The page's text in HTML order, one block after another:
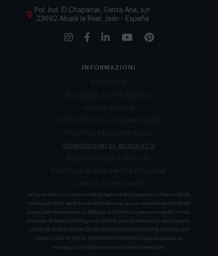
Pol. Ind. El Chaparral, Santa Ana, s/n
23692 Alcalá la Real, Jaén - España
INFORMAZIONI
CONTATTO
RICHIESTA DI PREVENTIVO
AVVISO LEGALE
POLITICA SULLA RISERVATEZZA
POLITICA DEI COOKIE (UE)
CONDIZIONI DI ACQUISTO
POLITICA DELLA QUALITÀ
POLITICA DI ECO-PROGETTAZIONE
CANALE DI RECLAMO
Se ha recibido un incentivo de la Agencia de Innovación y Desarrollo de
Andalucía IDEA, de la Junta de Andalucía, por un importe de 429.393,40
euros, cofinanciado en un 80% por la Unión Europea a través del Fondo
Europeo de Desarrollo Regional, FEDER para la realización del proyecto
LÍNEA DE FABRICACION DE PRODUCTOS ECODESECHABLES PARA LOS
CANALES DE HORECA, INDUSTRIA Y SANITARIO con el objetivo de
conseguir un tejido empresarial más competitivo.